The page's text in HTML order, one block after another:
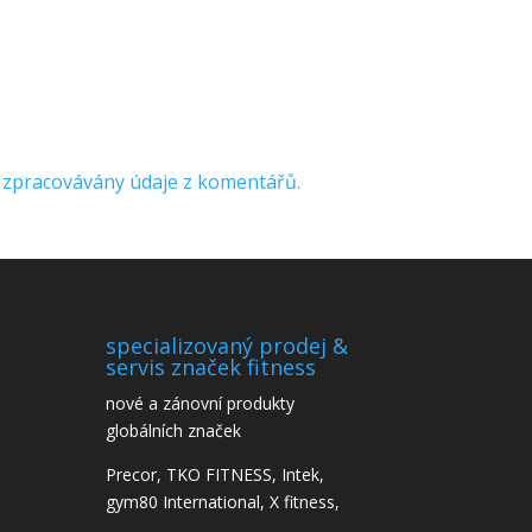
údaje z komentářů.
specializovaný prodej &
servis značek fitness
nové a zánovní produkty
globálních značek
Precor, TKO FITNESS, Intek,
gym80 International, X fitness,